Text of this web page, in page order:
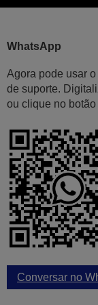
WhatsApp
Agora pode usar
de suporte.
ou clique no botão
Conversar no